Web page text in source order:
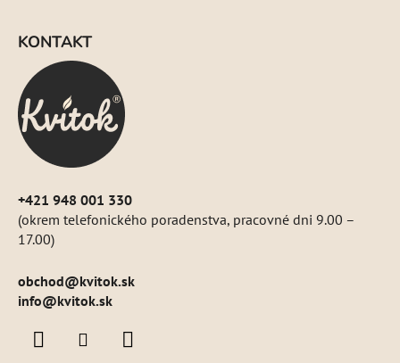
KONTAKT
+421 948 001 330
(okrem telefonického poradenstva, pracovné dni 9.00 –
17.00)
obchod@kvitok.sk
info@kvitok.sk